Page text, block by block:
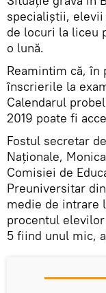
specialiștii, elevii
de locuri la liceu
o lună.
Reamintim că,
înscrierile la
Calendarul
2019 poate fi
Fostul secretar
Naționale,
Comisiei de
Preuniversitar
medie de intrare
procentul
5 fiind unul mic,